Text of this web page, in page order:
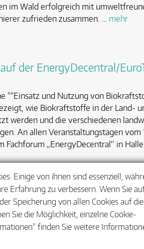
im Wald erfolgreich mit
zufrieden zusammen. … mehr
der EnergyDecentral/
""Einsatz und Nutzung von
wie Biokraftstoffe in der Land-
werden und die verschiedenen
An allen Veranstaltungstagen vom
Fachforum „EnergyDecentral“ in
18 19 20 21 >
Einige von ihnen sind essenziell,
Erfahrung zu verbessern. Wenn Sie
Speicherung von allen Cookies auf
Sie die Möglichkeit, einzelne Cookie-
finden Sie weitere